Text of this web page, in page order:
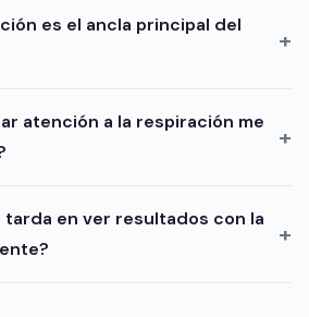
es el ancla principal del
atención a la respiración me
tarda en ver resultados con la